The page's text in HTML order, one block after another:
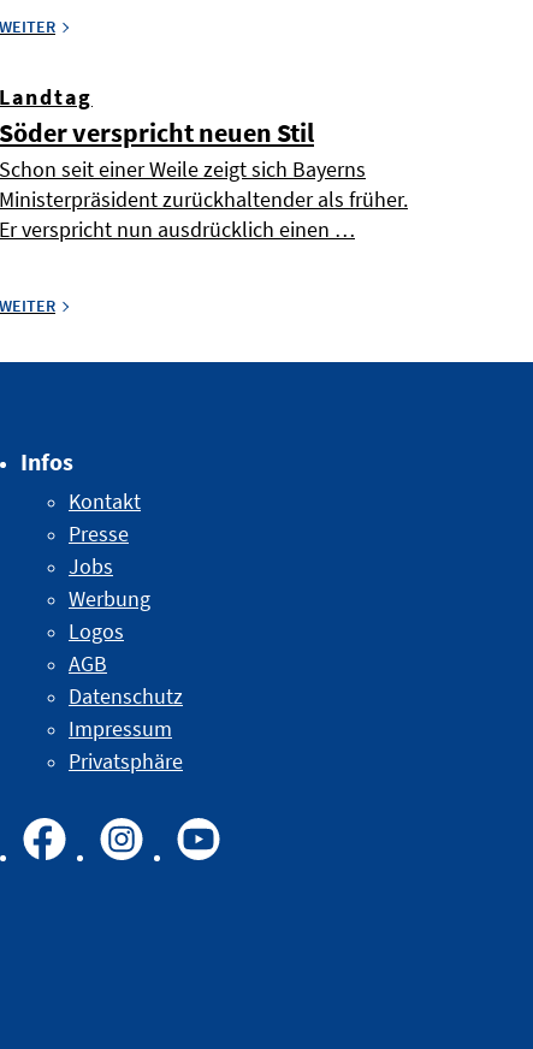
WEITER
Landtag
Söder verspricht neuen Stil
Schon seit einer Weile zeigt sich Bayerns
Ministerpräsident zurückhaltender als früher.
Er verspricht nun ausdrücklich einen …
WEITER
Infos
Kontakt
Presse
Jobs
Werbung
Logos
AGB
Datenschutz
Impressum
Privatsphäre